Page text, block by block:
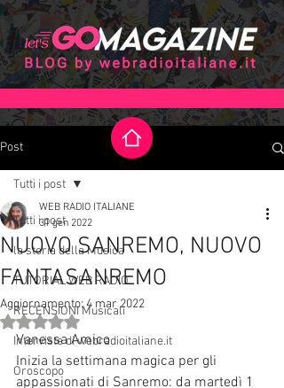
Post
Tutti i post
la storia della Musica
TUTORIAL WEB RADIO
RECENSIONI Musicali
Interviste di webradioitaliane.it
Oroscopo
Tutti i post
NUOVO SANREMO, NUOVO
FANTASANREMO
WEB RADIO ITALIANE
31 gen 2022
Aggiornamento:4 mar 2022
Valutazione NaN stelle su 5.
Vanessa Amico
Inizia la settimana magica per gli
appassionati di Sanremo: da martedì 1